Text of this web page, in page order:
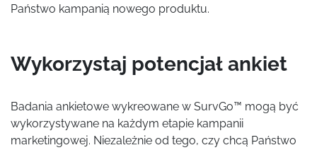
Państwo kampanią nowego produktu.
Wykorzystaj potencjał ankiet
Badania ankietowe wykreowane w SurvGo™ mogą być
wykorzystywane na każdym etapie kampanii
marketingowej. Niezależnie od tego, czy chcą Państwo